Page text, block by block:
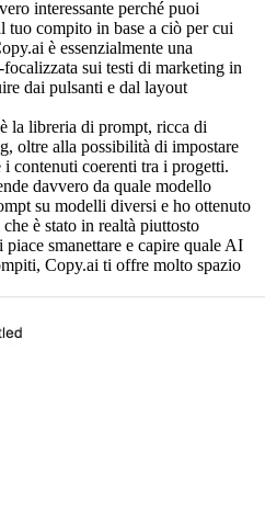
interessante perché puoi
tuo compito in base a ciò per cui
è essenzialmente una
sui testi di marketing in
dai pulsanti e dal layout
la libreria di prompt, ricca di
oltre alla possibilità di impostare
contenuti coerenti tra i progetti.
davvero da quale modello
su modelli diversi e ho ottenuto
è stato in realtà piuttosto
smanettare e capire quale AI
Copy.ai ti offre molto spazio